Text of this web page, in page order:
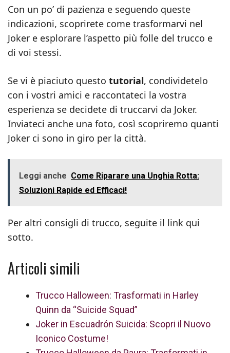
Con un po’ di pazienza e seguendo queste
indicazioni, scoprirete come trasformarvi nel
Joker e esplorare l’aspetto più folle del trucco e
di voi stessi.
Se vi è piaciuto questo tutorial, condividetelo
con i vostri amici e raccontateci la vostra
esperienza se decidete di truccarvi da Joker.
Inviateci anche una foto, così scopriremo quanti
Joker ci sono in giro per la città.
Leggi anche Come Riparare una Unghia Rotta:
Soluzioni Rapide ed Efficaci!
Per altri consigli di trucco, seguite il link qui
sotto.
Articoli simili
Trucco Halloween: Trasformati in Harley
Quinn da “Suicide Squad”
Joker in Escuadrón Suicida: Scopri il Nuovo
Iconico Costume!